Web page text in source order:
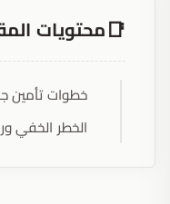
محتويات
خطوات تأمين
الخطر الخفي